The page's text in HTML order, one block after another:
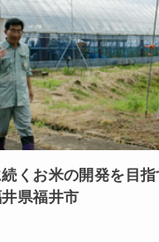
くお米の開発を目
県福井市